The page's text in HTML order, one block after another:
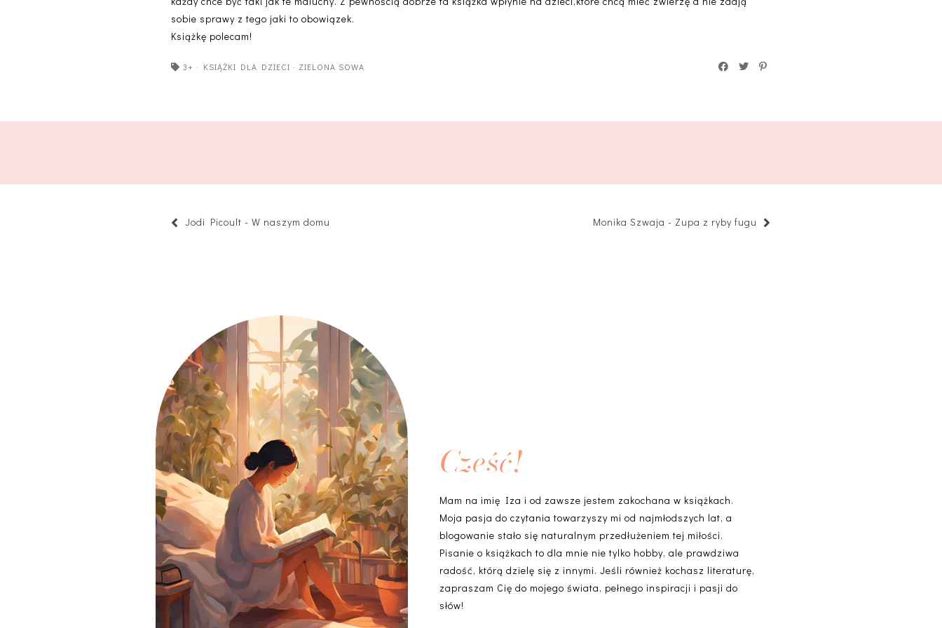
sobie sprawy z tego jaki to obowiązek.
Książkę polecam!
3+ · KSIĄŻKI DLA DZIECI · ZIELONA SOWA
Jodi Picoult - W naszym domu Monika Szwaja - Zupa z ryby fugu
Cześć!
Mam na imię Iza i od zawsze jestem zakochana w książkach.
Moja pasja do czytania towarzyszy mi od najmłodszych lat, a
blogowanie stało się naturalnym przedłużeniem tej miłości.
Pisanie o książkach to dla mnie nie tylko hobby, ale prawdziwa
radość, którą dzielę się z innymi. Jeśli również kochasz literaturę,
zapraszam Cię do mojego świata, pełnego inspiracji i pasji do
słów!